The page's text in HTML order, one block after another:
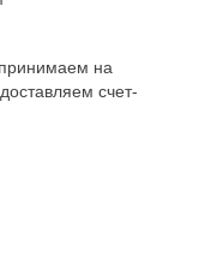
на
счет-